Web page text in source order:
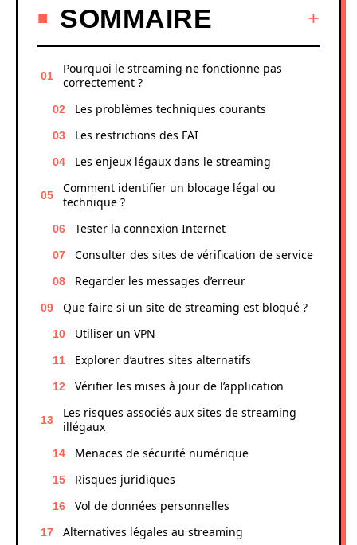
SOMMAIRE
Pourquoi le streaming ne fonctionne pas
correctement ?
Les problèmes techniques courants
Les restrictions des FAI
Les enjeux légaux dans le streaming
Comment identifier un blocage légal ou
technique ?
Tester la connexion Internet
Consulter des sites de vérification de service
Regarder les messages d’erreur
Que faire si un site de streaming est bloqué ?
Utiliser un VPN
Explorer d’autres sites alternatifs
Vérifier les mises à jour de l’application
Les risques associés aux sites de streaming
illégaux
Menaces de sécurité numérique
Risques juridiques
Vol de données personnelles
Alternatives légales au streaming